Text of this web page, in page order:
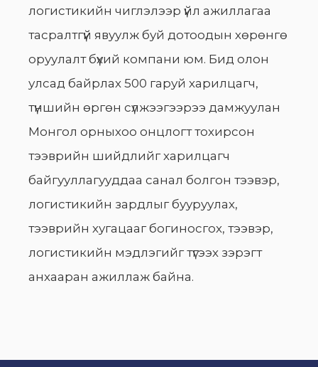
логистикийн чиглэлээр үйл ажиллагаа
тасралтгүй явуулж буй дотоодын хөрөнгө
оруулалт бүхий компани юм. Бид олон
улсад байрлах 500 гаруй харилцагч,
түншийн өргөн сүлжээгээрээ дамжуулан
Монгол орныхоо онцлогт тохирсон
тээврийн шийдлийг харилцагч
байгууллагууддаа санал болгон тээвэр,
логистикийн зардлыг бууруулах,
тээврийн хугацааг богиносгох, тээвэр,
логистикийн мэдлэгийг түгээх зэрэгт
анхааран ажиллаж байна.